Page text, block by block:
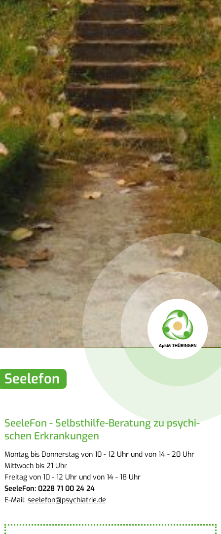
See­le­fon
See­le­Fon - Selbst­hil­fe-Be­ra­tung zu psy­chi­
schen Er­kran­kun­gen
Mon­tag bis Don­ners­tag von 10 - 12 Uhr und von 14 - 20 Uhr
Mitt­woch bis 21 Uhr
Frei­tag von 10 - 12 Uhr und von 14 - 18 Uhr
See­le­Fon: 0228 71 00 24 24
E-Mail: see­le­fon@​psychiatrie.​de